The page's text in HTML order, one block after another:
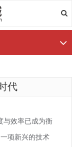
代
与效率已成为衡
项新兴的技术